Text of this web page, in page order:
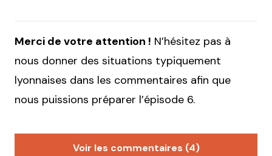
Merci de votre attention ! N’hésitez pas à
nous donner des situations typiquement
lyonnaises dans les commentaires afin que
nous puissions préparer l’épisode 6.
Voir les commentaires (4)